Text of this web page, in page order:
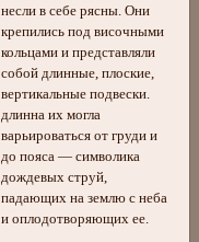
несли в себе рясны. Они
крепились под височными
кольцами и представляли
собой длинные, плоские,
вертикальные подвески.
длинна их могла
варьироваться от груди и
до пояса — символика
дождевых струй,
падающих на землю с неба
и оплодотворяющих ее.